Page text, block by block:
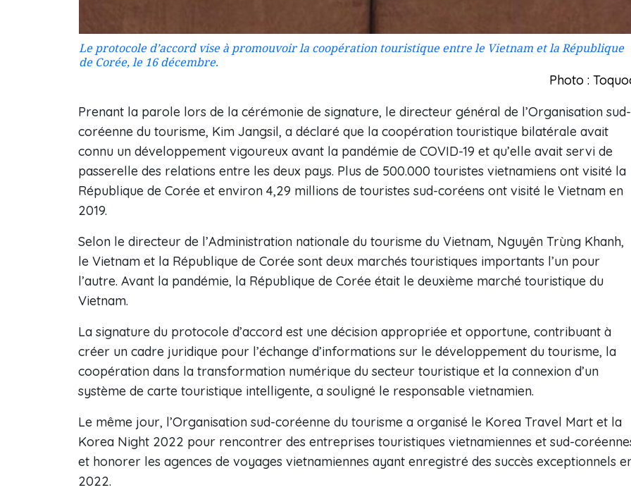
Le protocole d’accord vise à promouvoir la coopération touristique entre le Vietnam et la République
de Corée, le 16 décembre.
Photo :
Prenant la parole lors de la cérémonie de signature, le directeur général de l’Organisation sud-
coréenne du tourisme, Kim Jangsil, a déclaré que la coopération touristique bilatérale avait
connu un développement vigoureux avant la pandémie de COVID-19 et qu’elle avait servi de
passerelle des relations entre les deux pays. Plus de 500.000 touristes vietnamiens ont visité la
République de Corée et environ 4,29 millions de touristes sud-coréens ont visité le Vietnam en
2019.
Selon le directeur de l’Administration nationale du tourisme du Vietnam, Nguyên Trùng Khanh,
le Vietnam et la République de Corée sont deux marchés touristiques importants l’un pour
l’autre. Avant la pandémie, la République de Corée était le deuxième marché touristique du
Vietnam.
La signature du protocole d’accord est une décision appropriée et opportune, contribuant à
créer un cadre juridique pour l’échange d’informations sur le développement du tourisme, la
coopération dans la transformation numérique du secteur touristique et la connexion d’un
système de carte touristique intelligente, a souligné le responsable vietnamien.
Le même jour, l’Organisation sud-coréenne du tourisme a organisé le Korea Travel Mart et la
Korea Night 2022 pour rencontrer des entreprises touristiques vietnamiennes et sud-
et honorer les agences de voyages vietnamiennes ayant enregistré des succès exceptionnels
2022.